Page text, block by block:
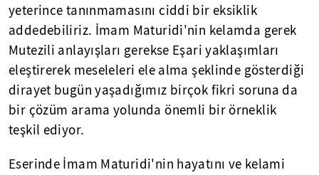
yeterince tanınmamasını ciddi bir eksiklik
addedebiliriz. İmam Maturidi'nin kelamda gerek
Mutezili anlayışları gerekse Eşari yaklaşımları
eleştirerek meseleleri ele alma şeklinde gösterdiği
dirayet bugün yaşadığımız birçok fikri soruna da
bir çözüm arama yolunda önemli bir örneklik
teşkil ediyor.
Eserinde İmam Maturidi'nin hayatını ve kelami